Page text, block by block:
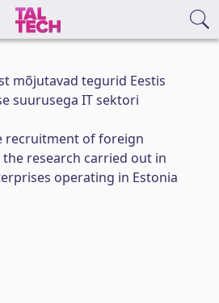
mõjutavad tegurid Eestis
suurusega IT sektori
recruitment of foreign
research carried out in
operating in Estonia